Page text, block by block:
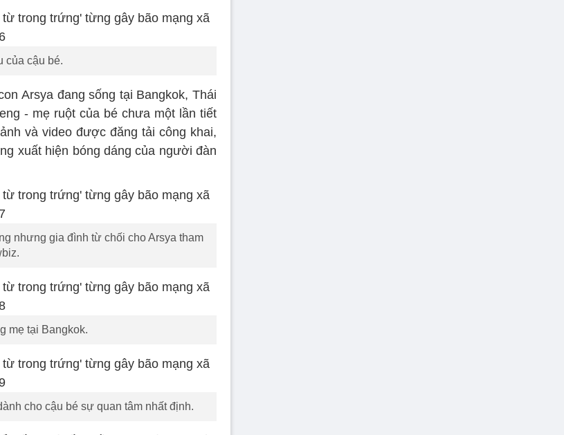
của cậu bé.
Arsya đang sống tại Bangkok, Thái
- mẹ ruột của bé chưa một lần tiết
và video được đăng tải công khai,
xuất hiện bóng dáng của người đàn
nhưng gia đình từ chối cho Arsya tham
mẹ tại Bangkok.
cho cậu bé sự quan tâm nhất định.